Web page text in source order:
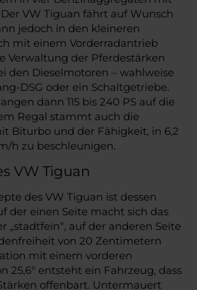
Der VW Tiguan fährt auf Wunsch
jedoch in den kleineren
mit einem Vorderradantrieb
Verwaltung der Pferdestärken
den Dieselmotoren – wahlweise
DSG oder ein Schaltgetriebe.
dann 115 bis 240 PS auf die
Regal stammt auch die
Biturbo und der Fähigkeit, in 6,2
h zu beschleunigen.
VW Tiguan
des VW Tiguan ist dessen
der einen Seite macht sich das
„stadtfein“, auf der anderen Seite
von 20 Zentimetern
mit einem vorderen
25,6° entsteht ein Fahrzeug, dass
offenbart. Untermauert